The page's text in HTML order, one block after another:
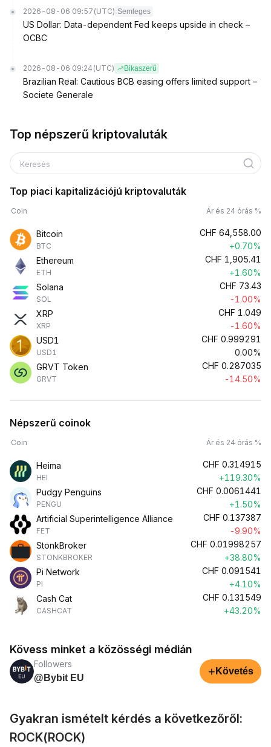
2026-08-06 09:57 (UTC) Semleges
US Dollar: Data-dependent Fed keeps upside in check –
OCBC
2026-08-06 09:24 (UTC) Bikaszerű
Brazilian Real: Cautious BCB easing offers limited support –
Societe Generale
Top népszerű kriptovaluták
Keresés
Top piaci kapitalizációjú kriptovaluták
Coin Ár és 24 órás %
Bitcoin
BTC
CHF 64,558.00
+0.70%
Ethereum
ETH
CHF 1,905.41
+1.60%
Solana
SOL
CHF 73.43
-1.00%
XRP
XRP
CHF 1.049
-1.60%
USD1
USD1
CHF 0.999291
0.00%
GRVT Token
GRVT
CHF 0.287035
-14.50%
Népszerű coinok
Coin Ár és 24 órás %
Heima
HEI
CHF 0.314915
+119.30%
Pudgy Penguins
PENGU
CHF 0.0061441
+1.50%
Artificial Superintelligence Alliance
FET
CHF 0.137387
-9.90%
StonkBroker
STONKBROKER
CHF 0.01998257
+38.80%
Pi Network
PI
CHF 0.091541
+4.10%
Cash Cat
CASHCAT
CHF 0.131549
+43.20%
Kövess minket a közösségi médián
Followers
@Bybit EU
+ Követés
Gyakran ismételt kérdés a következőről:
ROCK(ROCK)